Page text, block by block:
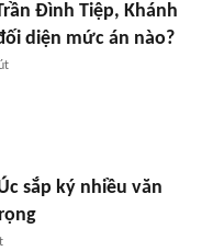
Đình Tiệp, Khánh
diện mức án nào?
sắp ký nhiều văn